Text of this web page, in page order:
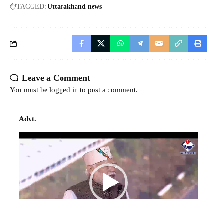
TAGGED: Uttarakhand news
Leave a Comment
You must be logged in to post a comment.
Advt.
Video